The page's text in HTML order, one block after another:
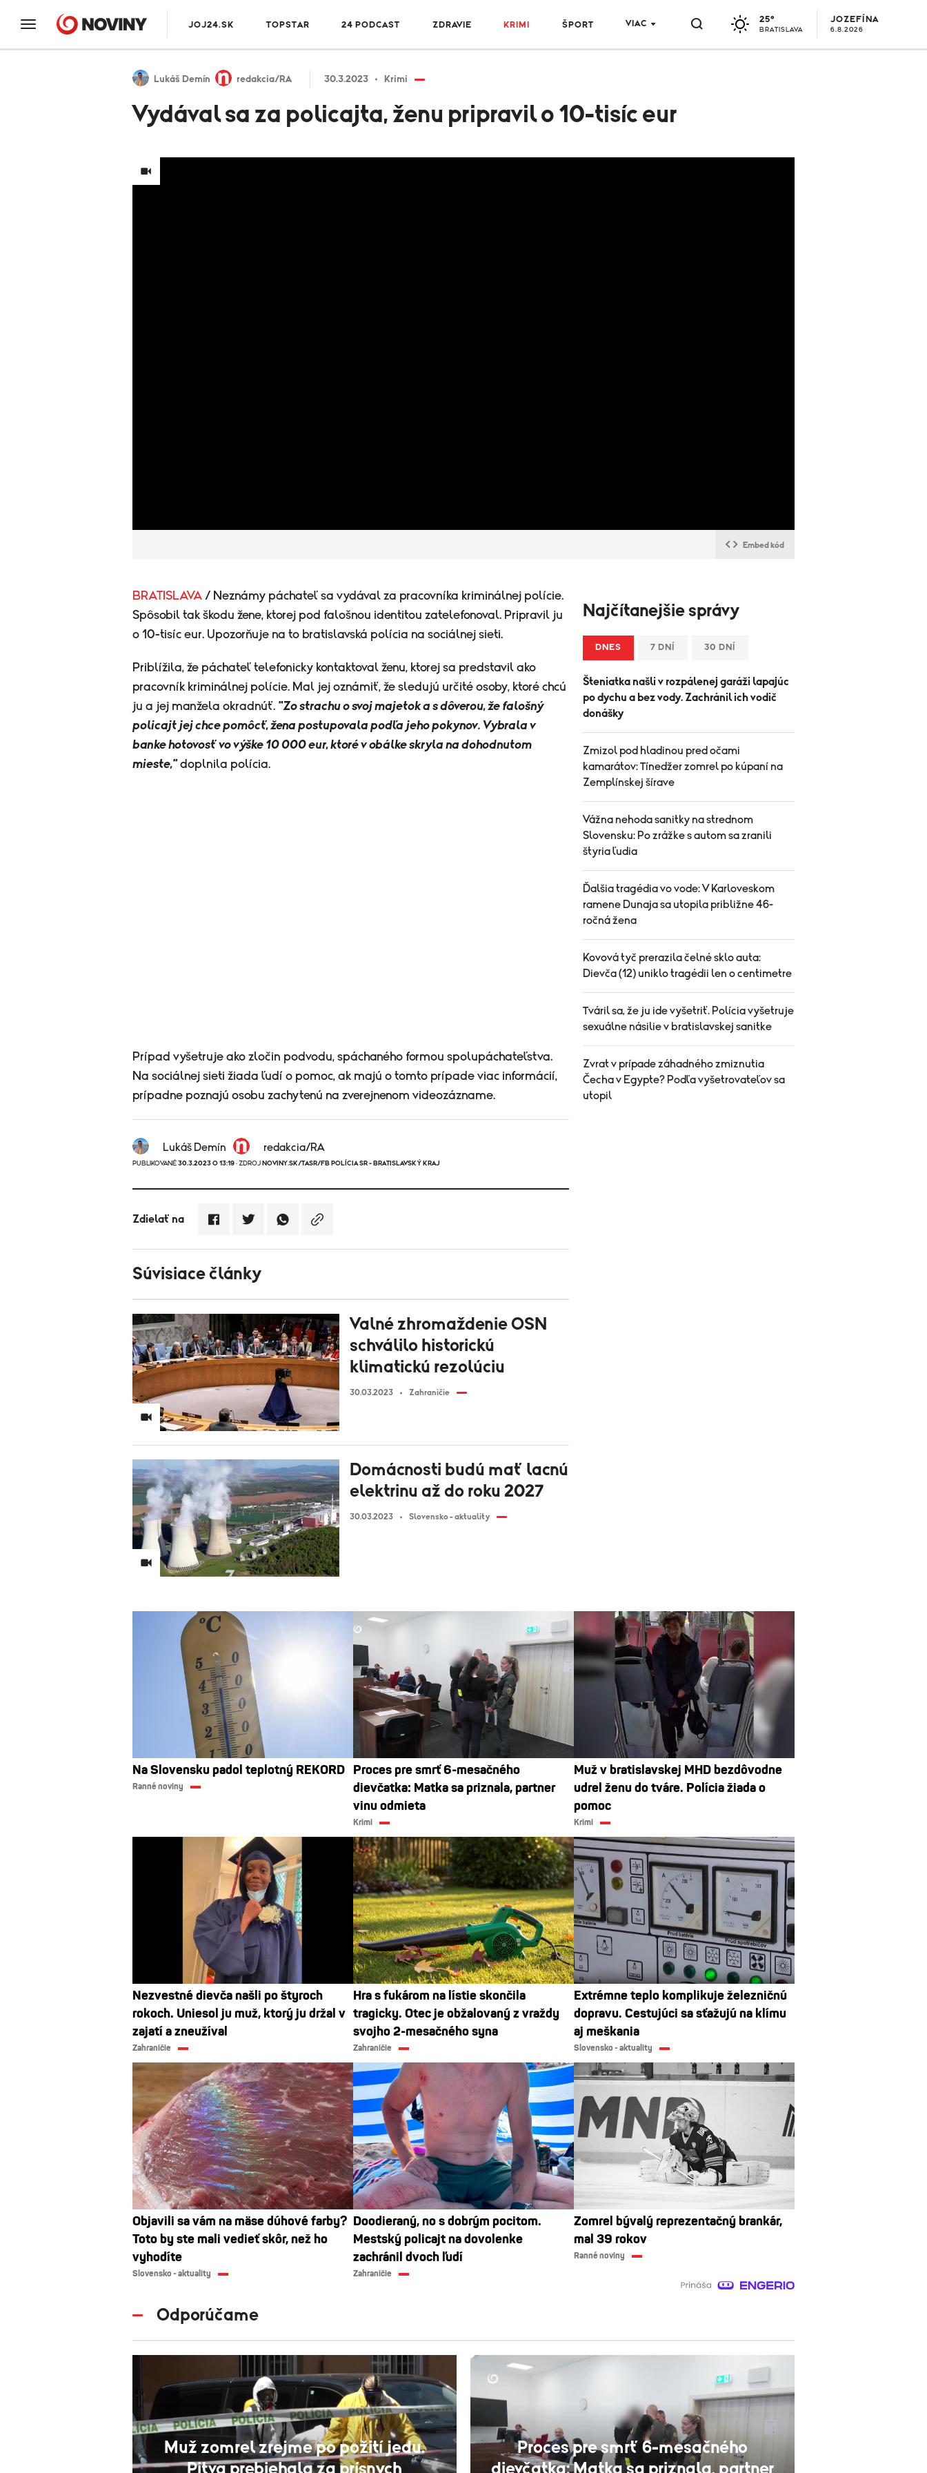
JOJ24.SK TOPSTAR 24 PODCAST ZDRAVIE KRIMI ŠPORT VIAC 25°
BRATISLAVA
JOZEFÍNA
6.8.2026
Lukáš Demín redakcia/RA 30.3.2023 Krimi
Vydával sa za policajta, ženu pripravil o 10-tisíc eur
Embed kód
BRATISLAVA / Neznámy páchateľ sa vydával za pracovníka kriminálnej polície.
Spôsobil tak škodu žene, ktorej pod falošnou identitou zatelefonoval. Pripravil ju
o 10-tisíc eur. Upozorňuje na to bratislavská polícia na sociálnej sieti.
Priblížila, že páchateľ telefonicky kontaktoval ženu, ktorej sa predstavil ako
pracovník kriminálnej polície. Mal jej oznámiť, že sledujú určité osoby, ktoré chcú
ju a jej manžela okradnúť. "Zo strachu o svoj majetok a s dôverou, že falošný
policajt jej chce pomôcť, žena postupovala podľa jeho pokynov. Vybrala v
banke hotovosť vo výške 10 000 eur, ktoré v obálke skryla na dohodnutom
mieste,"doplnila polícia.
Prípad vyšetruje ako zločin podvodu, spáchaného formou spolupáchateľstva.
Na sociálnej sieti žiada ľudí o pomoc, ak majú o tomto prípade viac informácií,
prípadne poznajú osobu zachytenú na zverejnenom videozázname.
Lukáš Demín redakcia/RA
PUBLIKOVANÉ 30.3.2023 O 13:19 · ZDROJ NOVINY.SK/TASR/FB POLÍCIA SR - BRATISLAVSKÝ KRAJ
Zdielať na
Súvisiace články
Valné zhromaždenie OSN
schválilo historickú
klimatickú rezolúciu
30.03.2023 Zahraničie
Domácnosti budú mať lacnú
elektrinu až do roku 2027
30.03.2023 Slovensko - aktuality
Najčítanejšie správy
DNES 7 DNÍ 30 DNÍ
Šteniatka našli v rozpálenej garáži lapajúc
po dychu a bez vody. Zachránil ich vodič
donášky
Zmizol pod hladinou pred očami
kamarátov: Tínedžer zomrel po kúpaní na
Zemplínskej šírave
Vážna nehoda sanitky na strednom
Slovensku: Po zrážke s autom sa zranili
štyria ľudia
Ďalšia tragédia vo vode: V Karloveskom
ramene Dunaja sa utopila približne 46-
ročná žena
Kovová tyč prerazila čelné sklo auta:
Dievča (12) uniklo tragédii len o centimetre
Tváril sa, že ju ide vyšetriť. Polícia vyšetruje
sexuálne násilie v bratislavskej sanitke
Zvrat v prípade záhadného zmiznutia
Čecha v Egypte? Podľa vyšetrovateľov sa
utopil
Na Slovensku padol teplotný REKORD
Ranné noviny
Proces pre smrť 6-mesačného
dievčatka: Matka sa priznala, partner
vinu odmieta
Krimi
Muž v bratislavskej MHD bezdôvodne
udrel ženu do tváre. Polícia žiada o
pomoc
Krimi
Nezvestné dievča našli po štyroch
rokoch. Uniesol ju muž, ktorý ju držal v
zajatí a zneužíval
Zahraničie
Hra s fukárom na lístie skončila
tragicky. Otec je obžalovaný z vraždy
svojho 2-mesačného syna
Zahraničie
Extrémne teplo komplikuje železničnú
dopravu. Cestujúci sa sťažujú na klímu
aj meškania
Slovensko - aktuality
Objavili sa vám na mäse dúhové farby?
Toto by ste mali vedieť skôr, než ho
vyhodíte
Slovensko - aktuality
Doodieraný, no s dobrým pocitom.
Mestský policajt na dovolenke
zachránil dvoch ľudí
Zahraničie
Zomrel bývalý reprezentačný brankár,
mal 39 rokov
Ranné noviny
Odporúčame
Muž zomrel zrejme po požití jedu.
Pitva prebiehala za prísnych
Proces pre smrť 6-mesačného
dievčatka: Matka sa priznala, partner